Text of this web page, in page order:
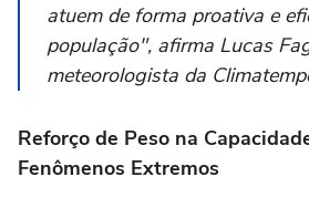
atuem de forma proativa e
população", afirma Lucas
meteorologista da
Reforço de Peso na
Fenômenos Extremos